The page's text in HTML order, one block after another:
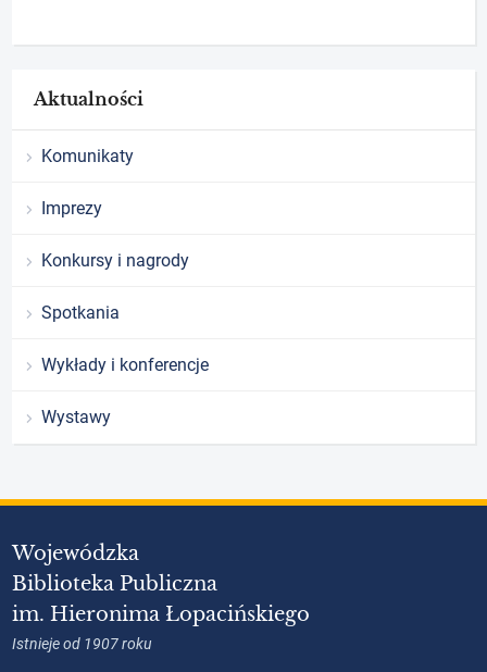
Aktualności
Komunikaty
Imprezy
Konkursy i nagrody
Spotkania
Wykłady i konferencje
Wystawy
Wojewódzka
Biblioteka Publiczna
im. Hieronima Łopacińskiego
Istnieje od 1907 roku